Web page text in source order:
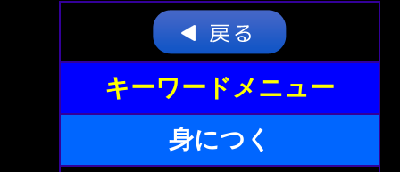
キーワードメニュー
身につく